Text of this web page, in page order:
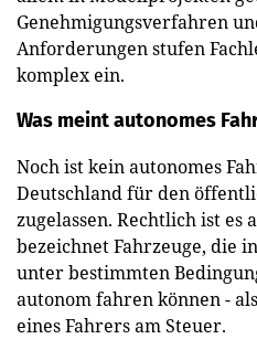
Genehmigungsverfahren
Anforderungen stufen
komplex ein.
Was meint autonomes
Noch ist kein autonomes
Deutschland für den
zugelassen. Rechtlich ist es
bezeichnet Fahrzeuge, die
unter bestimmten
autonom fahren können -
eines Fahrers am Steuer.